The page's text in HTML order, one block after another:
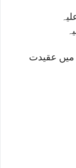
میں عقیدت